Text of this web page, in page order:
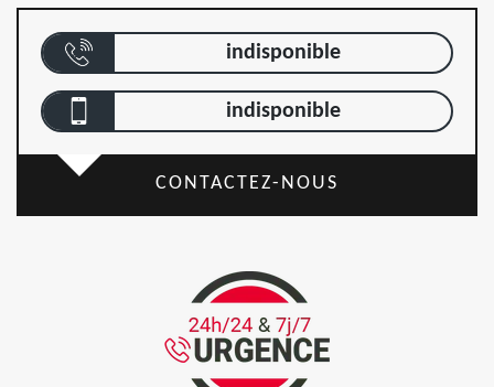
indisponible
indisponible
CONTACTEZ-NOUS